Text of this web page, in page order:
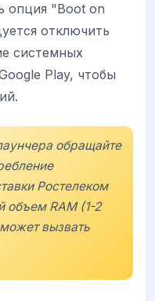
опция "Boot on
отключить
системных
Play, чтобы
обращайте
Ростелеком
объем RAM (1-2
вызвать